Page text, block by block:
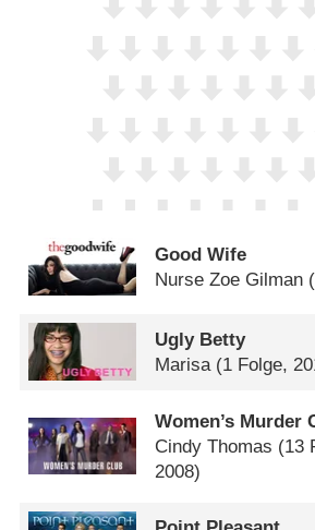
Good Wife
Nurse Zoe Gilman
Ugly Betty
Marisa (1 Folge,
Women’s Murder
Cindy Thomas (13
2008)